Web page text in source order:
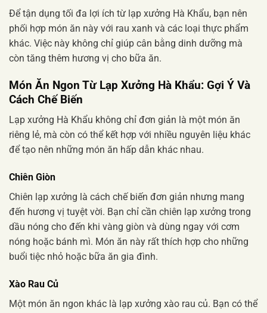
Để tận dụng tối đa lợi ích từ lạp xưởng Hà Khẩu, bạn nên
phối hợp món ăn này với rau xanh và các loại thực phẩm
khác. Việc này không chỉ giúp cân bằng dinh dưỡng mà
còn tăng thêm hương vị cho bữa ăn.
Món Ăn Ngon Từ Lạp Xưởng Hà Khẩu: Gợi Ý Và
Cách Chế Biến
Lạp xưởng Hà Khẩu không chỉ đơn giản là một món ăn
riêng lẻ, mà còn có thể kết hợp với nhiều nguyên liệu khác
để tạo nên những món ăn hấp dẫn khác nhau.
Chiên Giòn
Chiên lạp xưởng là cách chế biến đơn giản nhưng mang
đến hương vị tuyệt vời. Bạn chỉ cần chiên lạp xưởng trong
dầu nóng cho đến khi vàng giòn và dùng ngay với cơm
nóng hoặc bánh mì. Món ăn này rất thích hợp cho những
buổi tiệc nhỏ hoặc bữa ăn gia đình.
Xào Rau Củ
Một món ăn ngon khác là lạp xưởng xào rau củ. Bạn có thể